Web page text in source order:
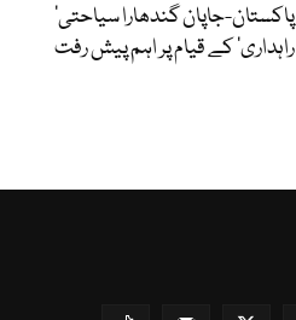
‘پاکستان-جاپان گندھارا سیاحتی
راہداری’ کے قیام پر اہم پیش رفت